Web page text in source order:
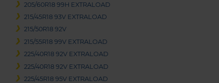
205/60R18 99H EXTRALOAD
215/45R18 93V EXTRALOAD
215/50R18 92V
215/55R18 99V EXTRALOAD
225/40R18 92V EXTRALOAD
225/40R18 92V EXTRALOAD
225/45R18 95V EXTRALOAD